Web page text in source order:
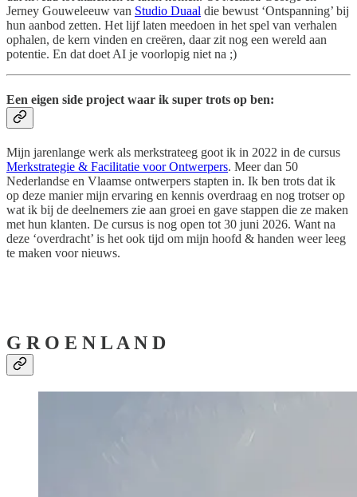
Jerney Gouweleeuw van Studio Duaal die bewust ‘Ontspanning’ bij
hun aanbod zetten. Het lijf laten meedoen in het spel van verhalen
ophalen, de kern vinden en creëren, daar zit nog een wereld aan
potentie. En dat doet AI je voorlopig niet na ;)
Een eigen side project waar ik super trots op ben:
Mijn jarenlange werk als merkstrateeg goot ik in 2022 in de cursus
Merkstrategie & Facilitatie voor Ontwerpers. Meer dan 50
Nederlandse en Vlaamse ontwerpers stapten in. Ik ben trots dat ik
op deze manier mijn ervaring en kennis overdraag en nog trotser op
wat ik bij de deelnemers zie aan groei en gave stappen die ze maken
met hun klanten. De cursus is nog open tot 30 juni 2026. Want na
deze ‘overdracht’ is het ook tijd om mijn hoofd & handen weer leeg
te maken voor nieuws.
G R O E N L A N D